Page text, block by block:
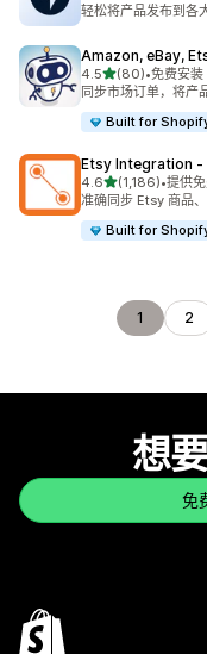
轻松将产品发布到各
Amazon, eBay,
4.5星（满分 5 星）
(80)
总共 80 条评论
•免费安装
同步市场订单，将
Built for
Etsy Integration
4.6星（满分 5 星）
(1,186)
总共 1186 条评论
•提供
准确同步 Etsy 商品
Built for
1 2
想
免